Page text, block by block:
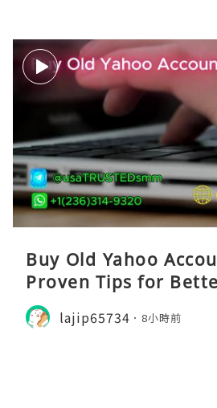
Buy Old Yahoo
Proven Tips for
lajip65734 8小時前